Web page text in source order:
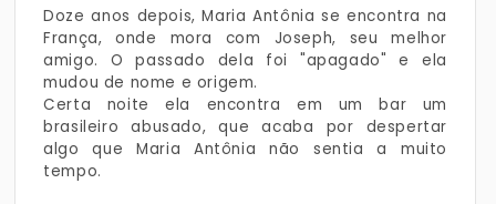
Doze anos depois, Maria Antônia se encontra na
França, onde mora com Joseph, seu melhor
amigo. O passado dela foi "apagado" e ela
mudou de nome e origem.
Certa noite ela encontra em um bar um
brasileiro abusado, que acaba por despertar
algo que Maria Antônia não sentia a muito
tempo.